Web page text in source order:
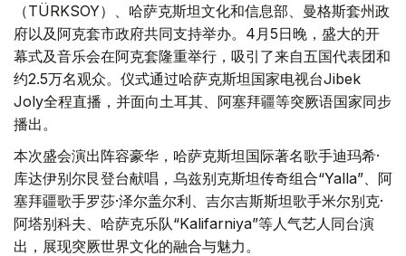
（TÜRKSOY）、哈萨克斯坦文化和信息部、曼格斯套州政
府以及阿克套市政府共同支持举办。4月5日晚，盛大的开
幕式及音乐会在阿克套隆重举行，吸引了来自五国代表团和
约2.5万名观众。仪式通过哈萨克斯坦国家电视台Jibek
Joly全程直播，并面向土耳其、阿塞拜疆等突厥语国家同步
播出。
本次盛会演出阵容豪华，哈萨克斯坦国际著名歌手迪玛希·
库达伊别尔艮登台献唱，乌兹别克斯坦传奇组合“Yalla”、阿
塞拜疆歌手罗莎·泽尔盖尔利、吉尔吉斯斯坦歌手米尔别克·
阿塔别科夫、哈萨克乐队“Kalifarniya”等人气艺人同台演
出，展现突厥世界文化的融合与魅力。